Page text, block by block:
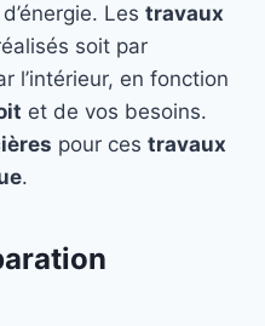
Les travaux
soit par
l’intérieur, en fonction
et de vos besoins.
pour ces travaux
.